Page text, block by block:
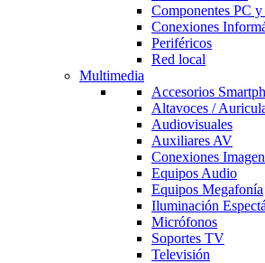
Componentes PC
Conexiones
Periféricos
Red local
Multimedia
Accesorios
Altavoces /
Audiovisuales
Auxiliares AV
Conexiones
Equipos Audio
Equipos Megafonía
Iluminación
Micrófonos
Soportes TV
Televisión